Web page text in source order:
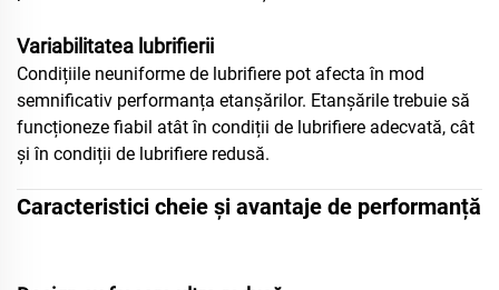
Variabilitatea lubrifierii
Condițiile neuniforme de lubrifiere pot afecta în mod
semnificativ performanța etanșărilor. Etanșările trebuie să
funcționeze fiabil atât în condiții de lubrifiere adecvată, cât
și în condiții de lubrifiere redusă.
Caracteristici cheie și avantaje de performanță